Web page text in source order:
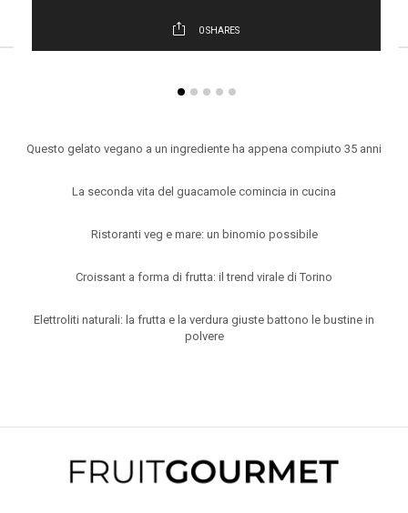
0SHARES
Questo gelato vegano a un ingrediente ha appena compiuto 35 anni
La seconda vita del guacamole comincia in cucina
Ristoranti veg e mare: un binomio possibile
Croissant a forma di frutta: il trend virale di Torino
Elettroliti naturali: la frutta e la verdura giuste battono le bustine in
polvere